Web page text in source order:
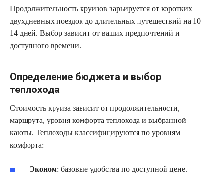
Продолжительность круизов варьируется от коротких
двухдневных поездок до длительных путешествий на 10–
14 дней. Выбор зависит от ваших предпочтений и
доступного времени.
Определение бюджета и выбор
теплохода
Стоимость круиза зависит от продолжительности,
маршрута, уровня комфорта теплохода и выбранной
каюты. Теплоходы классифицируются по уровням
комфорта:
Эконом: базовые удобства по доступной цене.